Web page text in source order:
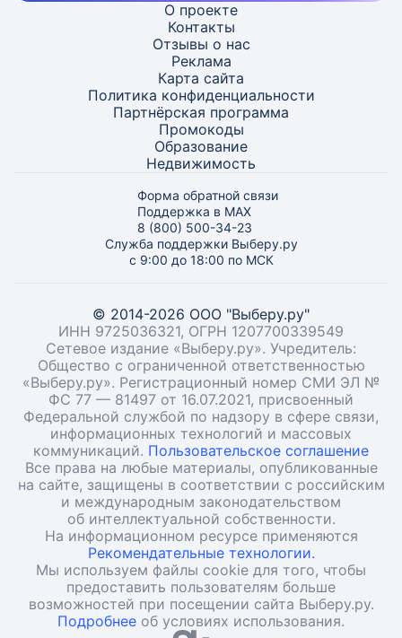
О проекте
Контакты
Отзывы о нас
Реклама
Карта сайта
Политика конфиденциальности
Партнёрская программа
Промокоды
Образование
Недвижимость
Форма обратной связи
Поддержка в MAX
8 (800) 500-34-23
Служба поддержки Выберу.ру
с 9:00 до 18:00 по МСК
© 2014-2026 ООО "Выберу.ру"
ИНН 9725036321, ОГРН 1207700339549
Сетевое издание «Выберу.ру». Учредитель:
Общество с ограниченной ответственностью
«Выберу.ру». Регистрационный номер СМИ ЭЛ №
ФС 77 — 81497 от 16.07.2021, присвоенный
Федеральной службой по надзору в сфере связи,
информационных технологий и массовых
коммуникаций. Пользовательское соглашение
Все права на любые материалы, опубликованные
на сайте, защищены в соответствии с российским
и международным законодательством
об интеллектуальной собственности.
На информационном ресурсе применяются
Рекомендательные технологии.
Мы используем файлы cookie для того, чтобы
предоставить пользователям больше
возможностей при посещении сайта Выберу.ру.
Подробнее об условиях использования.